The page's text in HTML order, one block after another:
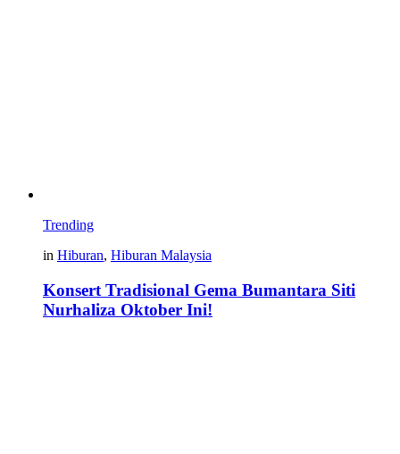
Trending
in Hiburan, Hiburan Malaysia
Konsert Tradisional Gema Bumantara Siti
Nurhaliza Oktober Ini!